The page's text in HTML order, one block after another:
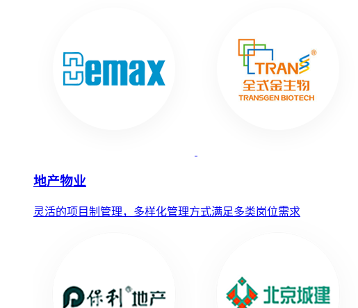
地产物业
灵活的项目制管理，多样化管理方式满足多类岗位需求